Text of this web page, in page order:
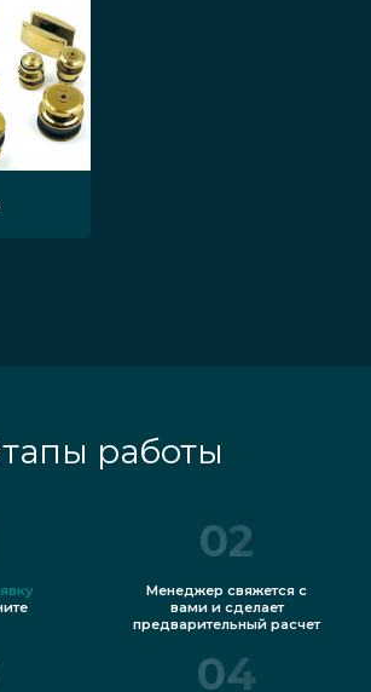
работы
02
Менеджер свяжется с
вами и сделает
предварительный расчет
04